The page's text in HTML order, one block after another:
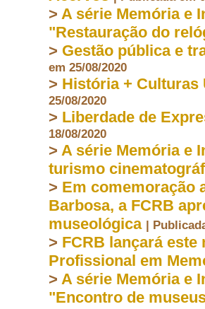
> A série Memória e
"Restauração do
> Gestão pública e
em 25/08/2020
> História + Culturas
25/08/2020
> Liberdade de
18/08/2020
> A série Memória e
turismo
> Em comemoração
Barbosa, a FCRB
museológica |
> FCRB lançará
Profissional em
> A série Memória e
"Encontro de